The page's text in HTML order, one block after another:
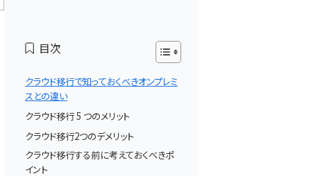
目次
クラウド移行で知っておくべきオンプレミ
スとの違い
クラウド移行 5 つのメリット
クラウド移行2つのデメリット
クラウド移行する前に考えておくべきポ
イント